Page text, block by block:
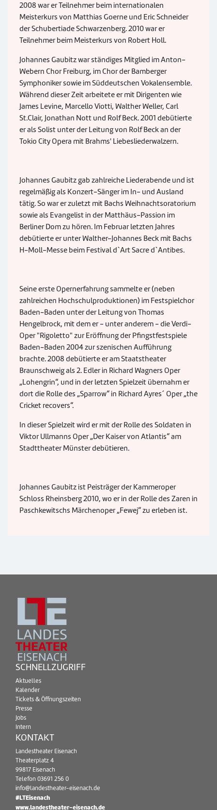
2008 war er Teilnehmer beim internationalen
Meisterkurs von Matthias Goerne und Eric Schneider
der Schubertiade Schwarzenberg. 2010 war er
Teilnehmer beim Meisterkurs von Robert Holl.
Johannes Gaubitz war ständiges Mitglied im Anton-
Webern Chor Freiburg, im Chor der Bamberger
Symphoniker sowie im Süddeutschen Vokalensemble.
Während dieser Zeit arbeitete er mit Dirigenten wie
James Levine, Marcello Viotti, Walther Weller, Carl
St.Clair, Jonathan Nott und Rolf Beck. 2001 debütierte
er als Solist unter der Leitung von Rolf Beck an der
Tokio City Opera mit Brahms' Liebesliederwalzern.
Johannes Gaubitz gab zahlreiche Liederabende und ist
regelmäßig als Konzert-Sänger im In- und Ausland
tätig. So war er zuletzt mit Bachs Weihnachtsoratorium
sowie als Evangelist in der Matthäus-Passion im
Berliner Dom zu hören. Im Februar letzten Jahres
debütierte er unter Walther-Johannes Beck mit Bachs
H-Moll-Messe beim Festival d`Art Sacre d`Antibes.
Seine erste Opernerfahrung sammelte er (neben
zahlreichen Hochschulproduktionen) im Festspielchor
Baden-Baden unter der Leitung von Thomas
Hengelbrock, mit dem er - unter anderem - die Verdi-
Oper "Rigoletto" zur Eröffnung der Pfingstfestspiele
Baden-Baden 2004 zur szenischen Aufführung
brachte. 2008 debütierte er am Staatstheater
Braunschweig als 2. Edler in Richard Wagners Oper
„Lohengrin“, und in der letzten Spielzeit übernahm er
dort die Rolle des „Sparrow“ in Richard Ayres´ Oper „the
Cricket recovers“.
In dieser Spielzeit wird er mit der Rolle des Soldaten in
Viktor Ullmanns Oper „Der Kaiser von Atlantis“ am
Stadttheater Münster debütieren.
Johannes Gaubitz ist Peisträger der Kammeroper
Schloss Rheinsberg 2010, wo er in der Rolle des Zaren in
Paschkewitschs Märchenoper „Fewej“ zu erleben ist.
SCHNELLZUGRIFF
Aktuelles
Kalender
Tickets & Öffnungszeiten
Presse
Jobs
Intern
KONTAKT
Landestheater Eisenach
Theaterplatz 4
99817 Eisenach
Telefon 03691 256 0
info@landestheater-eisenach.de
#LTEisenach
www.landestheater-eisenach.de